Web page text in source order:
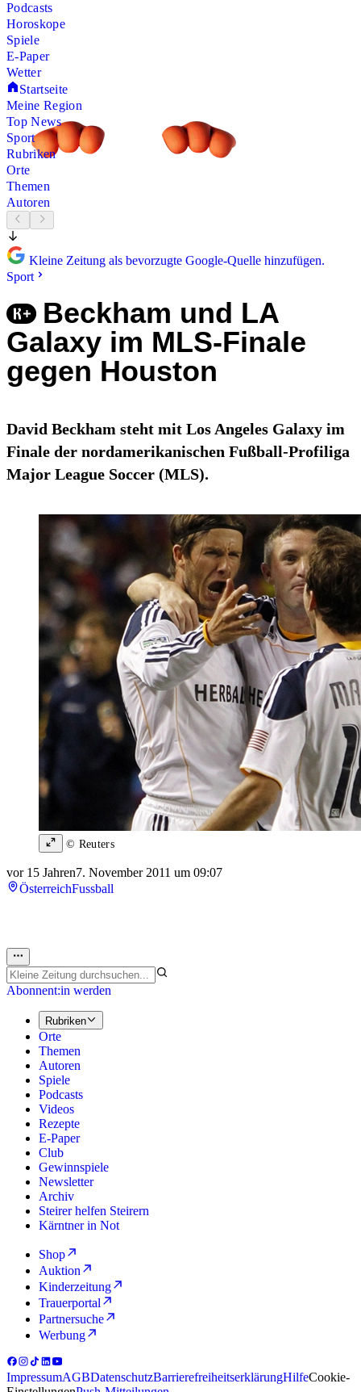
Podcasts
Horoskope
Spiele
E-Paper
Wetter
Startseite
Meine Region
Top News
Sport
Rubriken
Orte
Themen
Autoren
Kleine Zeitung als bevorzugte Google-Quelle hinzufügen.
Sport
Beckham und LA
Galaxy im MLS-Finale
gegen Houston
David Beckham steht mit Los Angeles Galaxy im
Finale der nordamerikanischen Fußball-Profiliga
Major League Soccer (MLS).
© Reuters
vor 15 Jahren7. November 2011 um 09:07
ÖsterreichFussball
Abonnent:in werden
Rubriken
Orte
Themen
Autoren
Spiele
Podcasts
Videos
Rezepte
E-Paper
Club
Gewinnspiele
Newsletter
Archiv
Steirer helfen Steirern
Kärntner in Not
Shop
Auktion
Kinderzeitung
Trauerportal
Partnersuche
Werbung
ImpressumAGBDatenschutzBarrierefreiheitserklärungHilfeCookie-